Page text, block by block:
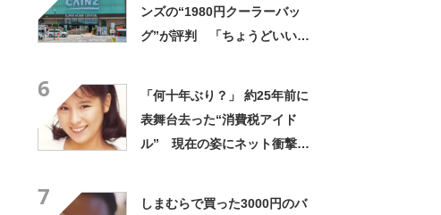
ンズの“1980円クーラーバッ
グ”が評判 「ちょうどいい大
6
「何十年ぶり？」 約25年前に
表舞台去った“消費税アイド
ル” 現在の姿にネット衝撃
7
しまむらで買った3000円のバ